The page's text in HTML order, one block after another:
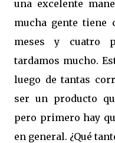
una excelente
mucha gente tiene
meses y cuatro
tardamos mucho.
luego de tantas
ser un producto
pero primero hay
en general. ¿Qué